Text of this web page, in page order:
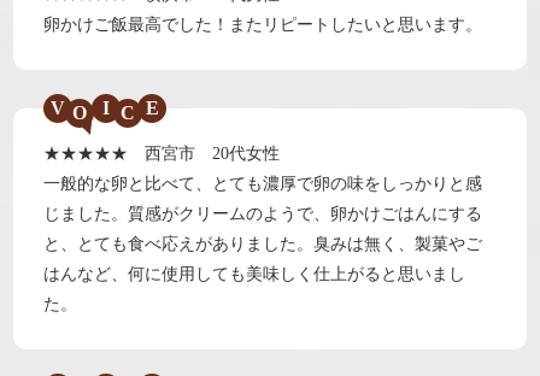
卵かけご飯最高でした！またリピートしたいと思います。
V I E
★★★★★ 西宮市 20代女性
一般的な卵と比べて、とても濃厚で卵の味をしっかりと感
じました。質感がクリームのようで、卵かけごはんにする
と、とても食べ応えがありました。臭みは無く、製菓やご
はんなど、何に使用しても美味しく仕上がると思いまし
た。